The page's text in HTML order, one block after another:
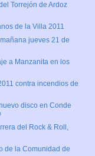
Torrejón de Ardoz
de la Villa 2011
jueves 21 de
a Manzanita en los
contra incendios de
disco en Conde
del Rock & Roll,
de la Comunidad de